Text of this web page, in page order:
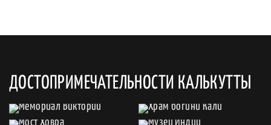
ДОСТОПРИМЕЧАТЕЛЬНОСТИ КАЛЬКУТТЫ